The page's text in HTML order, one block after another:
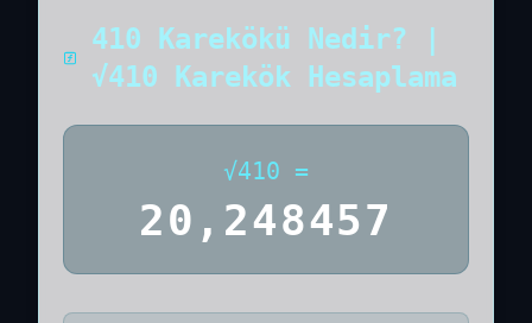
410 Karekökü Nedir? |
√410 Karekök Hesaplama
√410 =
20,248457